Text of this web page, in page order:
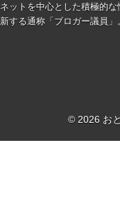
ネットを中心とした積極的
新する通称「ブロガー議員」
© 2026 お